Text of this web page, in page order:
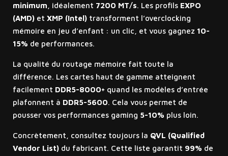
minimum , idéalement 7200 MT/s. Les profils EXPO
(AMD)et XMP (Intel)transforment l’overclocking
mémoire en jeu d’enfant : un clic, et vous gagnez 10-
15% de performances.
La qualité du routage mémoire fait toute la
différence. Les cartes haut de gamme atteignent
facilement DDR5-8000+ quand les modèles d’entrée
plafonnent à DDR5-5600. Cela vous permet de
pousser vos performances gaming 5-10% plus loin.
Concrètement, consultez toujours la QVL (Qualified
Vendor List)du fabricant. Cette liste garantit 99% de